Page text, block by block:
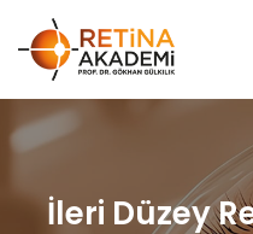
İleri Düzey